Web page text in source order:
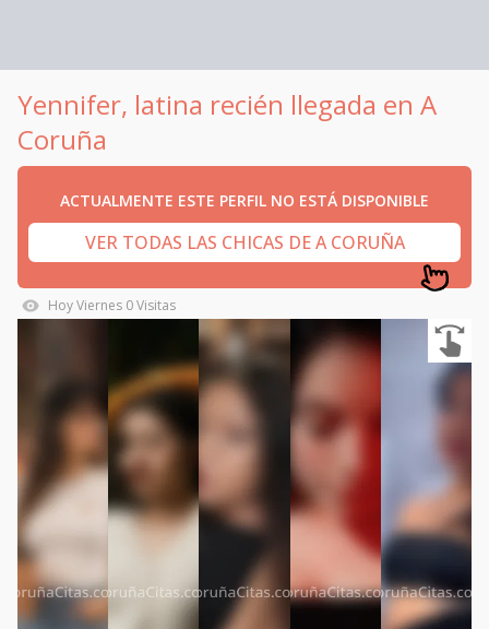
Yennifer, latina recién llegada en A
Coruña
ACTUALMENTE ESTE PERFIL NO ESTÁ DISPONIBLE
VER TODAS LAS CHICAS DE A CORUÑA
HoyViernes 0Visitas